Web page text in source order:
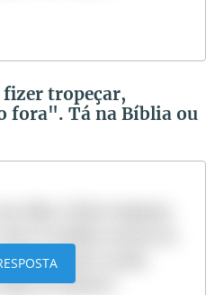
fizer tropeçar,
fora". Tá na Bíblia ou
que, tendo os dois
do inferno"